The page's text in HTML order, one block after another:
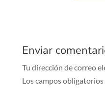
Enviar
Tu dirección de correo
Los campos